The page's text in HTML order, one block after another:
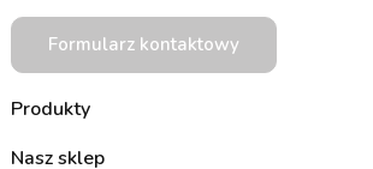
Formularz kontaktowy
Produkty
Nasz sklep